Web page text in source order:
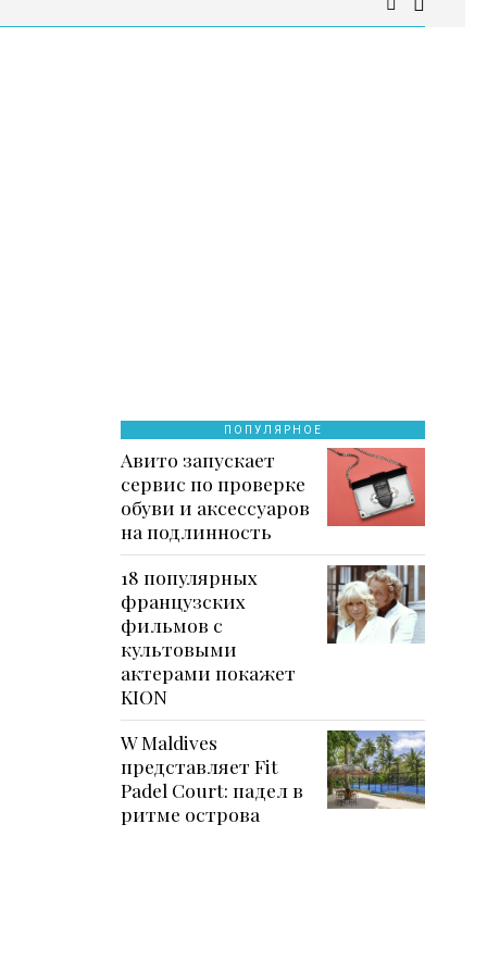
ПОПУЛЯРНОЕ
Авито запускает
сервис по проверке
обуви и аксессуаров
на подлинность
18 популярных
французских
фильмов с
культовыми
актерами покажет
KION
W Maldives
представляет Fit
Padel Court: падел в
ритме острова